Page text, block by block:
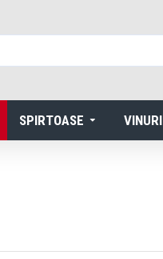
SPIRTOASE VINURI